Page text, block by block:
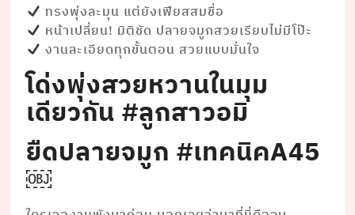
ทรงพุ่งละมุน แต่ยังเฟียสสมชื่อ
หน้าเปลี่ยน! มิติชัด ปลายจมูกสวยเรียบไม่มีโป๊ะ
งานละเอียดทุกขั้นตอน สวยแบบมั่นใจ
โด่งพุ่งสวยหวานในมุม
เดียวกัน #ลูกสาวอมิ
ยืดปลายจมูก #เทคนิคA45
￼